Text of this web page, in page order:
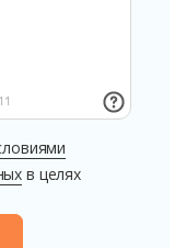
в целях